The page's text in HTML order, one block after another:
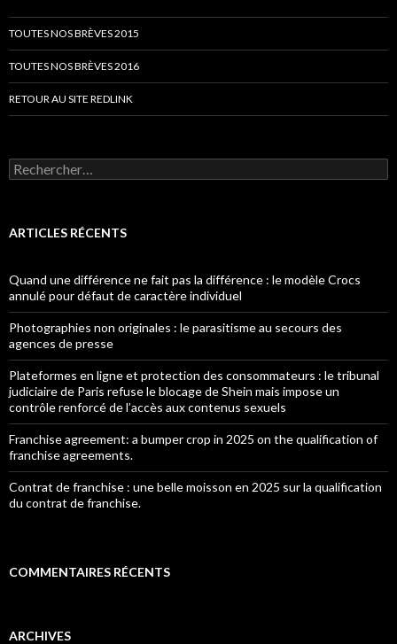
TOUTES NOS BRÈVES 2015
TOUTES NOS BRÈVES 2016
RETOUR AU SITE REDLINK
Rechercher :
ARTICLES RÉCENTS
Quand une différence ne fait pas la différence : le modèle Crocs
annulé pour défaut de caractère individuel
Photographies non originales : le parasitisme au secours des
agences de presse
Plateformes en ligne et protection des consommateurs : le tribunal
judiciaire de Paris refuse le blocage de Shein mais impose un
contrôle renforcé de l’accès aux contenus sexuels
Franchise agreement: a bumper crop in 2025 on the qualification of
franchise agreements.
Contrat de franchise : une belle moisson en 2025 sur la qualification
du contrat de franchise.
COMMENTAIRES RÉCENTS
ARCHIVES